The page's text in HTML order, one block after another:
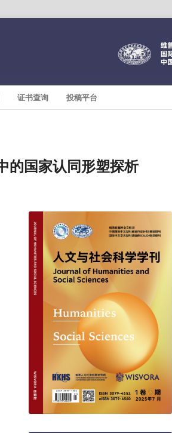
证书查询 投稿平台
的国家认同形塑探析